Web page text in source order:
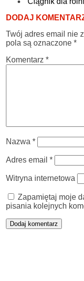
DODAJ
Twój adres email nie
pola są oznaczone *
Komentarz *
Nazwa *
Adres email *
Witryna internetowa
Zapamiętaj moje
pisania kolejnych